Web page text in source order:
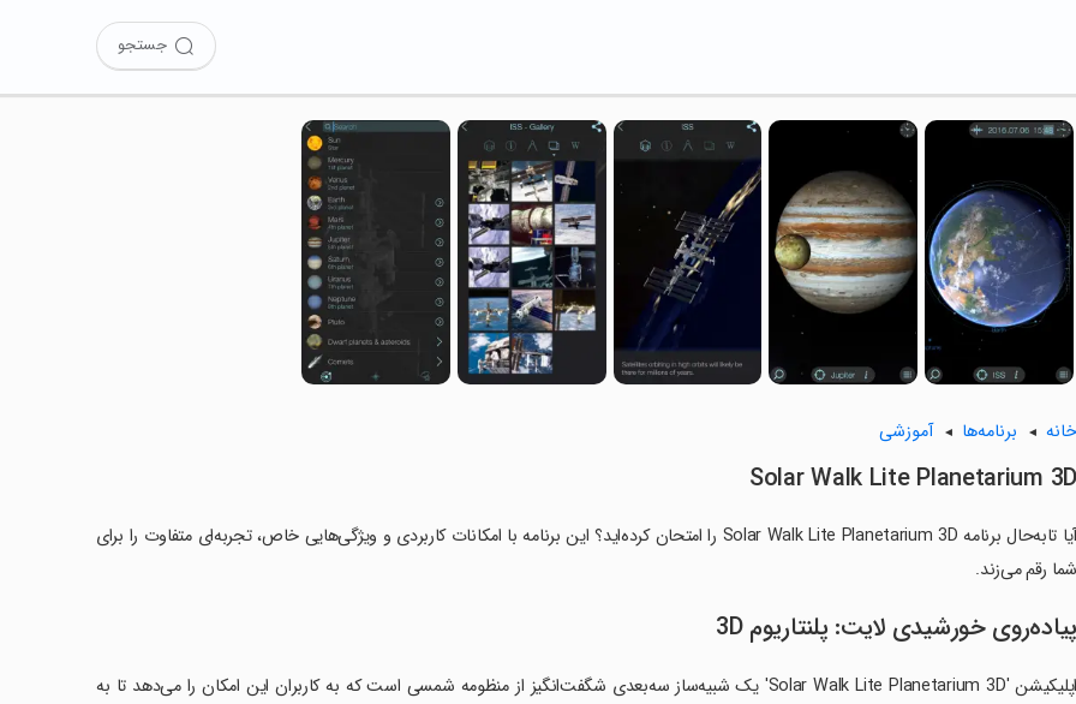
جستجو
خانه برنامه‌ها آموزشی
Solar Walk Lite Planetarium 3D
آیا تابه‌حال برنامه Solar Walk Lite Planetarium 3D را امتحان کرده‌اید؟ این برنامه با امکانات کاربردی و ویژگی‌هایی خاص، تجربه‌ای متفاوت را برای
شما رقم می‌زند.
پیاده‌روی خورشیدی لایت: پلنتاریوم 3D
اپلیکیشن 'Solar Walk Lite Planetarium 3D' یک شبیه‌ساز سه‌بعدی شگفت‌انگیز از منظومه شمسی است که به کاربران این امکان را می‌دهد تا به